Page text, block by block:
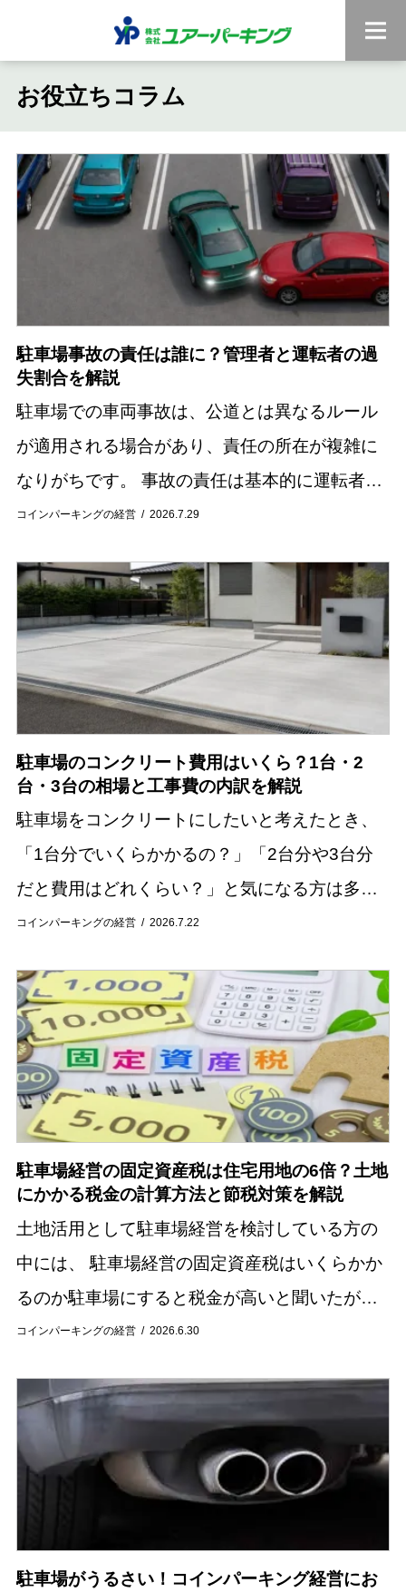
お役立ちコラム
コインパーキングの経営 2026.7.29
駐車場事故の責任は誰に？管理者と運転者の過
失割合を解説
駐車場での車両事故は、公道とは異なるルール
が適用される場合があり、責任の所在が複雑に
なりがちです。 事故の責任は基本的に運転者同
士の過失割合によって決まりますが、駐車場の
この記...
コインパーキングの経営 2026.7.22
駐車場のコンクリート費用はいくら？1台・2
台・3台の相場と工事費の内訳を解説
駐車場をコンクリートにしたいと考えたとき、
「1台分でいくらかかるの？」「2台分や3台分
だと費用はどれくらい？」と気になる方は多い
のではないでしょうか。 駐車場のコンクリート
によっ...
コインパーキングの経営 2026.6.30
駐車場経営の固定資産税は住宅用地の6倍？土地
にかかる税金の計算方法と節税対策を解説
土地活用として駐車場経営を検討している方の
中には、 駐車場経営の固定資産税はいくらかか
るのか駐車場にすると税金が高いと聞いたが本
当なのか住宅用地と比べるとどれくらい負担が
いでし...
駐車場がうるさい！コインパーキング経営にお